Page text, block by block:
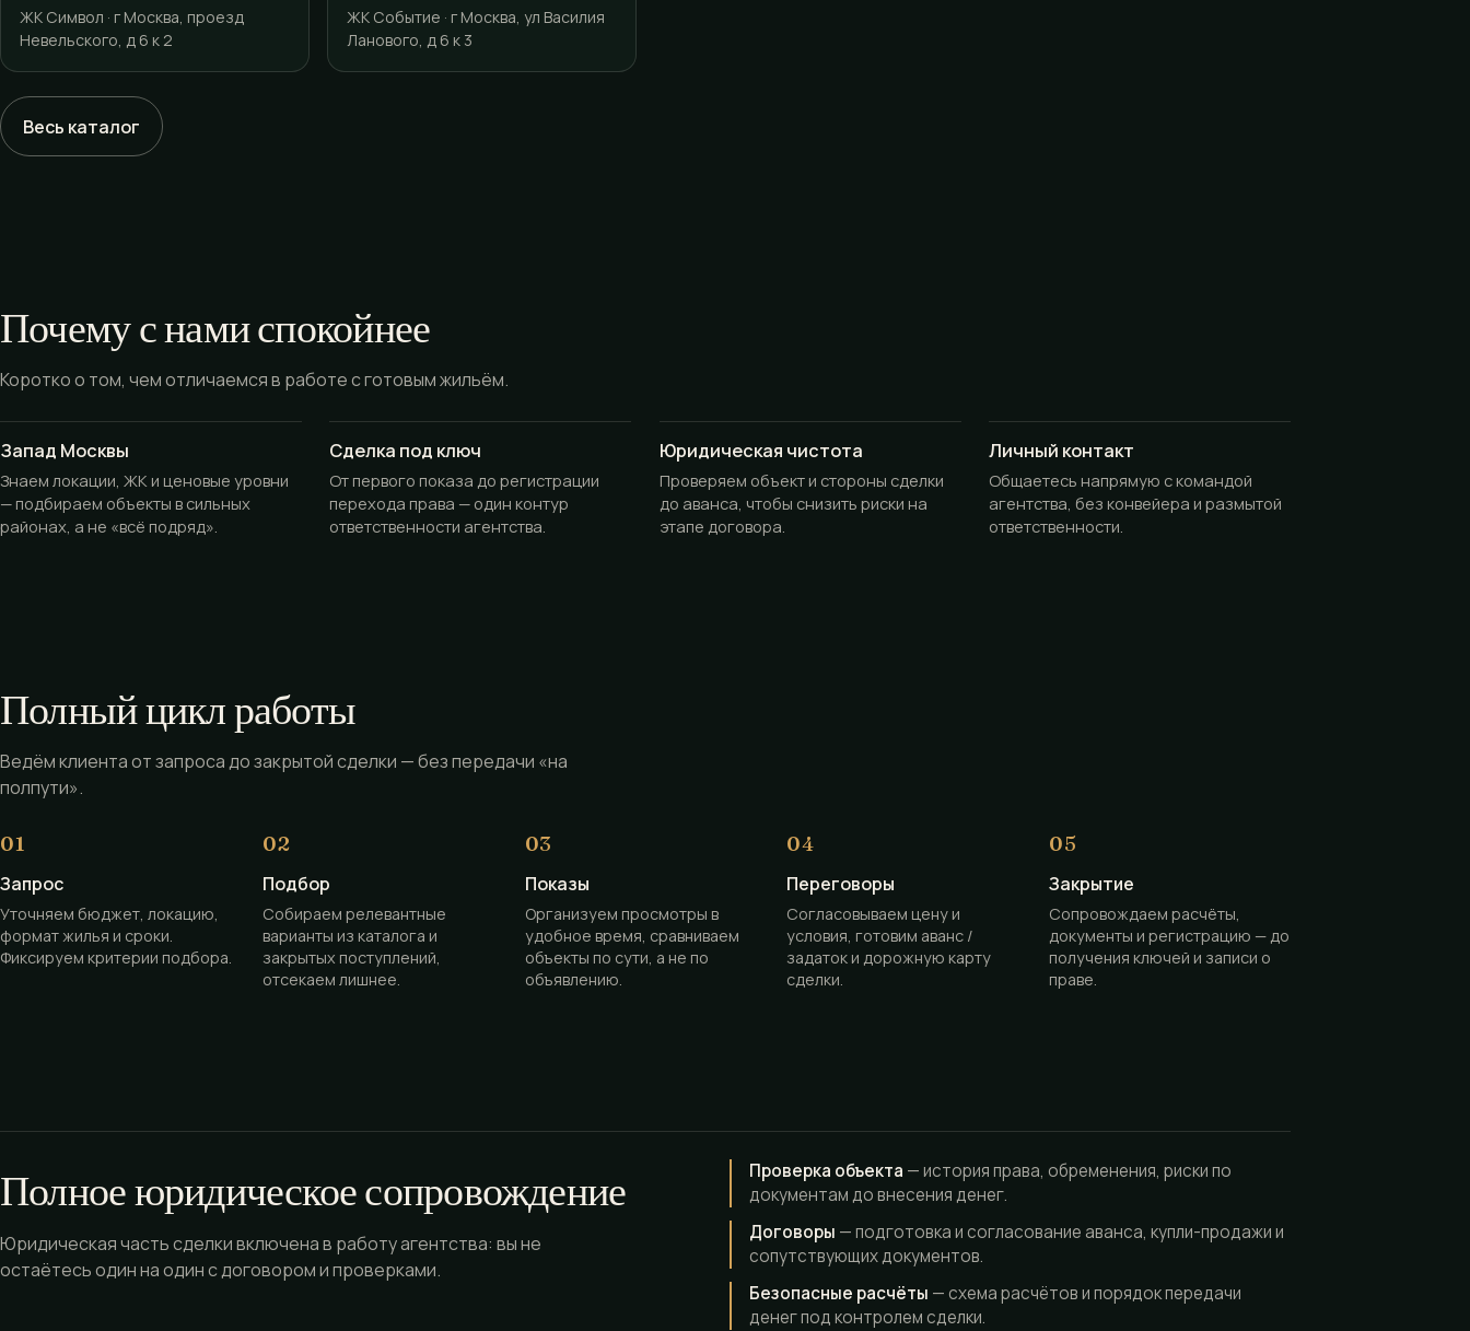
ЖК Символ · г Москва, проезд
Невельского, д 6 к 2
ЖК Событие · г Москва, ул Василия
Ланового, д 6 к 3
Весь каталог
Почему с нами спокойнее
Коротко о том, чем отличаемся в работе с готовым жильём.
Запад Москвы
Знаем локации, ЖК и ценовые уровни
— подбираем объекты в сильных
районах, а не «всё подряд».
Сделка под ключ
От первого показа до регистрации
перехода права — один контур
ответственности агентства.
Юридическая чистота
Проверяем объект и стороны сделки
до аванса, чтобы снизить риски на
этапе договора.
Личный контакт
Общаетесь напрямую с командой
агентства, без конвейера и размытой
ответственности.
Полный цикл работы
Ведём клиента от запроса до закрытой сделки — без передачи «на
полпути».
Запрос
Уточняем бюджет, локацию,
формат жилья и сроки.
Фиксируем критерии подбора.
Подбор
Собираем релевантные
варианты из каталога и
закрытых поступлений,
отсекаем лишнее.
Показы
Организуем просмотры в
удобное время, сравниваем
объекты по сути, а не по
объявлению.
Переговоры
Согласовываем цену и
условия, готовим аванс /
задаток и дорожную карту
сделки.
Закрытие
Сопровождаем расчёты,
документы и регистрацию — до
получения ключей и записи о
праве.
Полное юридическое сопровождение
Юридическая часть сделки включена в работу агентства: вы не
остаётесь один на один с договором и проверками.
Проверка объекта — история права, обременения, риски по
документам до внесения денег.
Договоры — подготовка и согласование аванса, купли-продажи и
сопутствующих документов.
Безопасные расчёты — схема расчётов и порядок передачи
денег под контролем сделки.